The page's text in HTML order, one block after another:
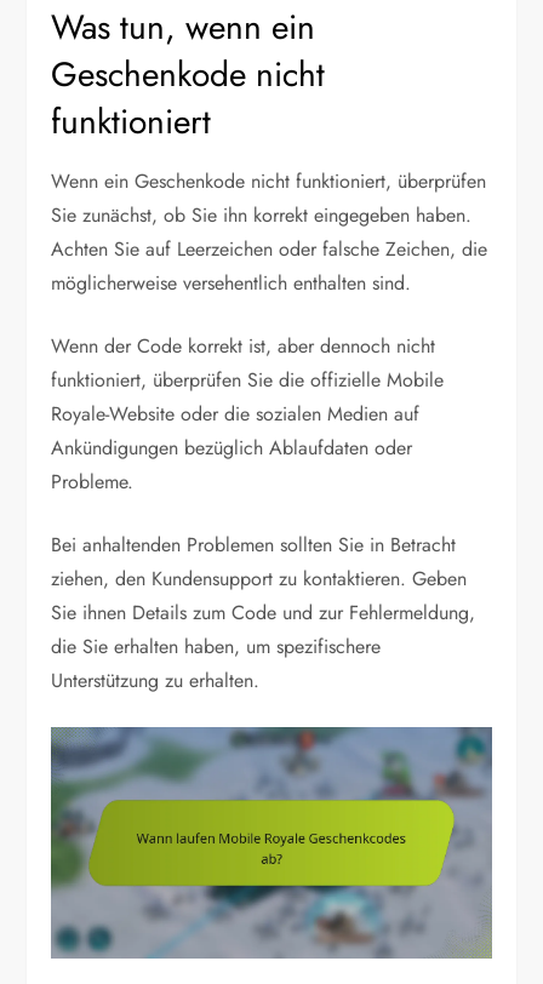
Was tun, wenn ein
Geschenkode nicht
funktioniert
Wenn ein Geschenkode nicht funktioniert, überprüfen
Sie zunächst, ob Sie ihn korrekt eingegeben haben.
Achten Sie auf Leerzeichen oder falsche Zeichen, die
möglicherweise versehentlich enthalten sind.
Wenn der Code korrekt ist, aber dennoch nicht
funktioniert, überprüfen Sie die offizielle Mobile
Royale-Website oder die sozialen Medien auf
Ankündigungen bezüglich Ablaufdaten oder
Probleme.
Bei anhaltenden Problemen sollten Sie in Betracht
ziehen, den Kundensupport zu kontaktieren. Geben
Sie ihnen Details zum Code und zur Fehlermeldung,
die Sie erhalten haben, um spezifischere
Unterstützung zu erhalten.